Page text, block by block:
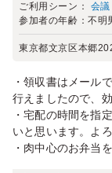
ご利用シーン： 会議
参加者の年齢：不明
東京都文京区本郷
・領収書はメール
行えましたので、
・宅配の時間を指
いと思います。よ
・肉中心のお弁当